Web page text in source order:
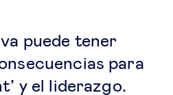
& negocios
puede tener
para
y el liderazgo.